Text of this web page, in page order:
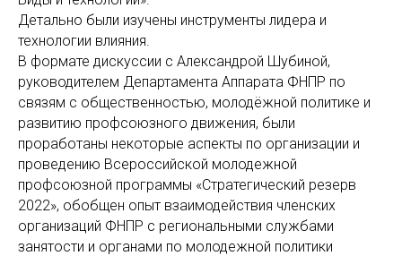
Детально были изучены инструменты лидера и
технологии влияния.
В формате дискуссии с Александрой Шубиной,
руководителем Департамента Аппарата ФНПР по
связям с общественностью, молодёжной политике и
развитию профсоюзного движения, были
проработаны некоторые аспекты по организации и
проведению Всероссийской молодежной
профсоюзной программы «Стратегический резерв
2022», обобщен опыт взаимодействия членских
организаций ФНПР с региональными службами
занятости и органами по молодежной политики